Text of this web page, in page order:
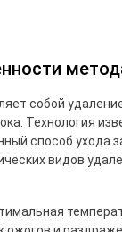
собой
Технология
способ
видов